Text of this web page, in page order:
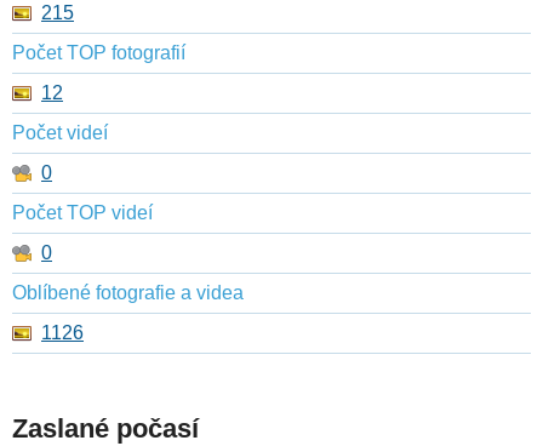
215
Počet TOP fotografií
12
Počet videí
0
Počet TOP videí
0
Oblíbené fotografie a videa
1126
Zaslané počasí